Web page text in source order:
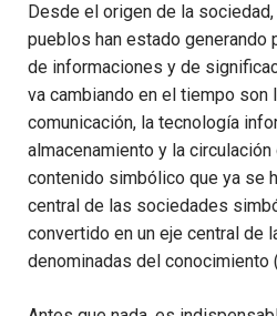
Desde el origen de la
pueblos han estado generando
de informaciones y de
va cambiando en el tiempo
comunicación, la tecnología
almacenamiento y la
contenido simbólico que ya se
central de las sociedades
convertido en un eje central de
denominadas del conocimiento